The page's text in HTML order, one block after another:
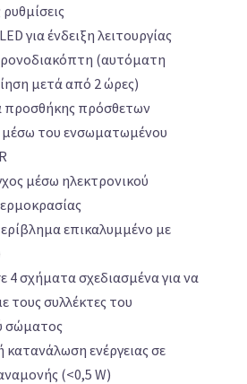
για ένδειξη λειτουργίας
(αυτόματη
μετά από 2 ώρες)
προσθήκης πρόσθετων
μέσω του ενσωματωμένου
μέσω ηλεκτρονικού
επικαλυμμένο με
4 σχήματα σχεδιασμένα για να
τους συλλέκτες του
σώματος
ενέργειας σε
(<0,5 W)